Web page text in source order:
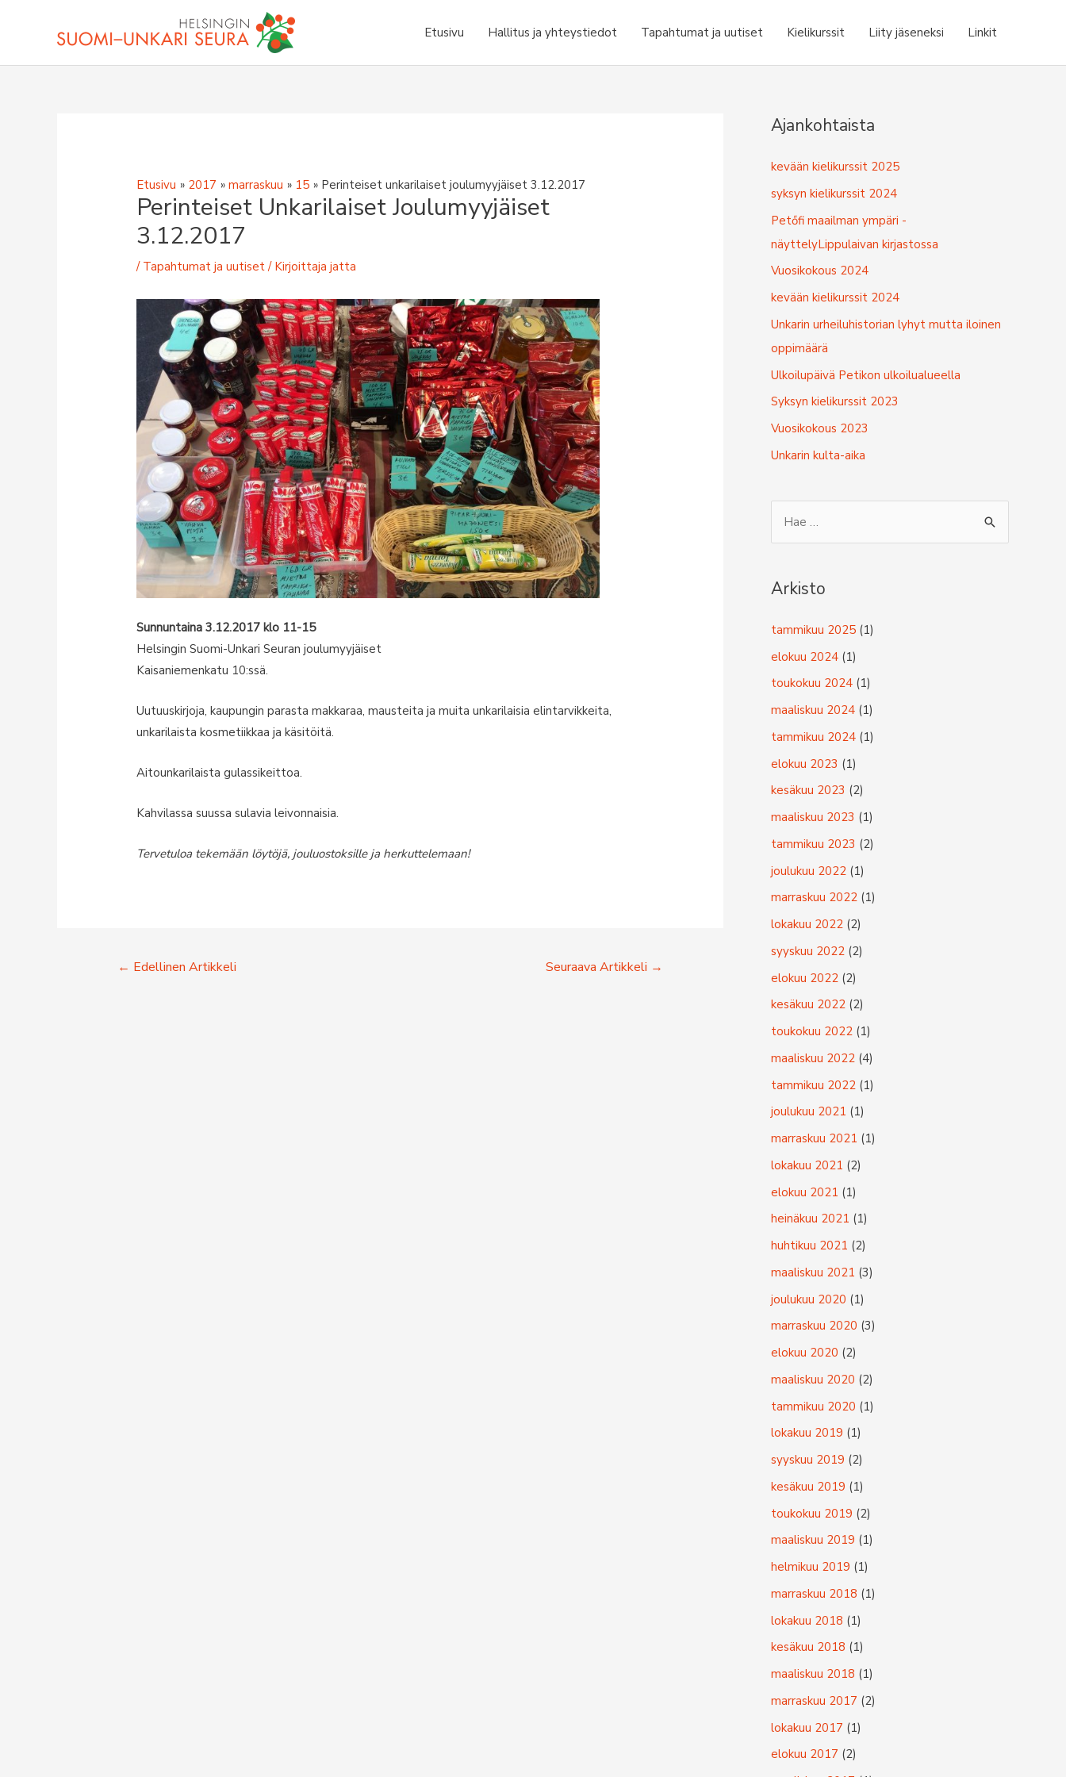
Etusivu Hallitus ja yhteystiedot Tapahtumat ja uutiset Kielikurssit Liity jäseneksi Linkit
Etusivu 2017 marraskuu 15 Perinteiset unkarilaiset joulumyyjäiset 3.12.2017
Perinteiset Unkarilaiset Joulumyyjäiset
3.12.2017
/ Tapahtumat ja uutiset/ Kirjoittajajatta
Sunnuntaina 3.12.2017 klo 11-15
Helsingin Suomi-Unkari Seuran joulumyyjäiset
Kaisaniemenkatu 10:ssä.
Uutuuskirjoja, kaupungin parasta makkaraa, mausteita ja muita unkarilaisia elintarvikkeita,
unkarilaista kosmetiikkaa ja käsitöitä.
Aitounkarilaista gulassikeittoa.
Kahvilassa suussa sulavia leivonnaisia.
Tervetuloa tekemään löytöjä, jouluostoksille ja herkuttelemaan!
Artikkelien
← Edellinen Artikkeli Seuraava Artikkeli →
Ajankohtaista
kevään kielikurssit 2025
syksyn kielikurssit 2024
Petőfi maailman ympäri -
näyttelyLippulaivan kirjastossa
Vuosikokous 2024
kevään kielikurssit 2024
Unkarin urheiluhistorian lyhyt mutta iloinen
oppimäärä
Ulkoilupäivä Petikon ulkoilualueella
Syksyn kielikurssit 2023
Vuosikokous 2023
Unkarin kulta-aika
h
f
o
Arkisto
tammikuu 2025 (1)
elokuu 2024 (1)
toukokuu 2024 (1)
maaliskuu 2024 (1)
tammikuu 2024 (1)
elokuu 2023 (1)
kesäkuu 2023 (2)
maaliskuu 2023 (1)
tammikuu 2023 (2)
joulukuu 2022 (1)
marraskuu 2022 (1)
lokakuu 2022 (2)
syyskuu 2022 (2)
elokuu 2022 (2)
kesäkuu 2022 (2)
toukokuu 2022 (1)
maaliskuu 2022 (4)
tammikuu 2022 (1)
joulukuu 2021 (1)
marraskuu 2021 (1)
lokakuu 2021 (2)
elokuu 2021 (1)
heinäkuu 2021 (1)
huhtikuu 2021 (2)
maaliskuu 2021 (3)
joulukuu 2020 (1)
marraskuu 2020 (3)
elokuu 2020 (2)
maaliskuu 2020 (2)
tammikuu 2020 (1)
lokakuu 2019 (1)
syyskuu 2019 (2)
kesäkuu 2019 (1)
toukokuu 2019 (2)
maaliskuu 2019 (1)
helmikuu 2019 (1)
marraskuu 2018 (1)
lokakuu 2018 (1)
kesäkuu 2018 (1)
maaliskuu 2018 (1)
marraskuu 2017 (2)
lokakuu 2017 (1)
elokuu 2017 (2)